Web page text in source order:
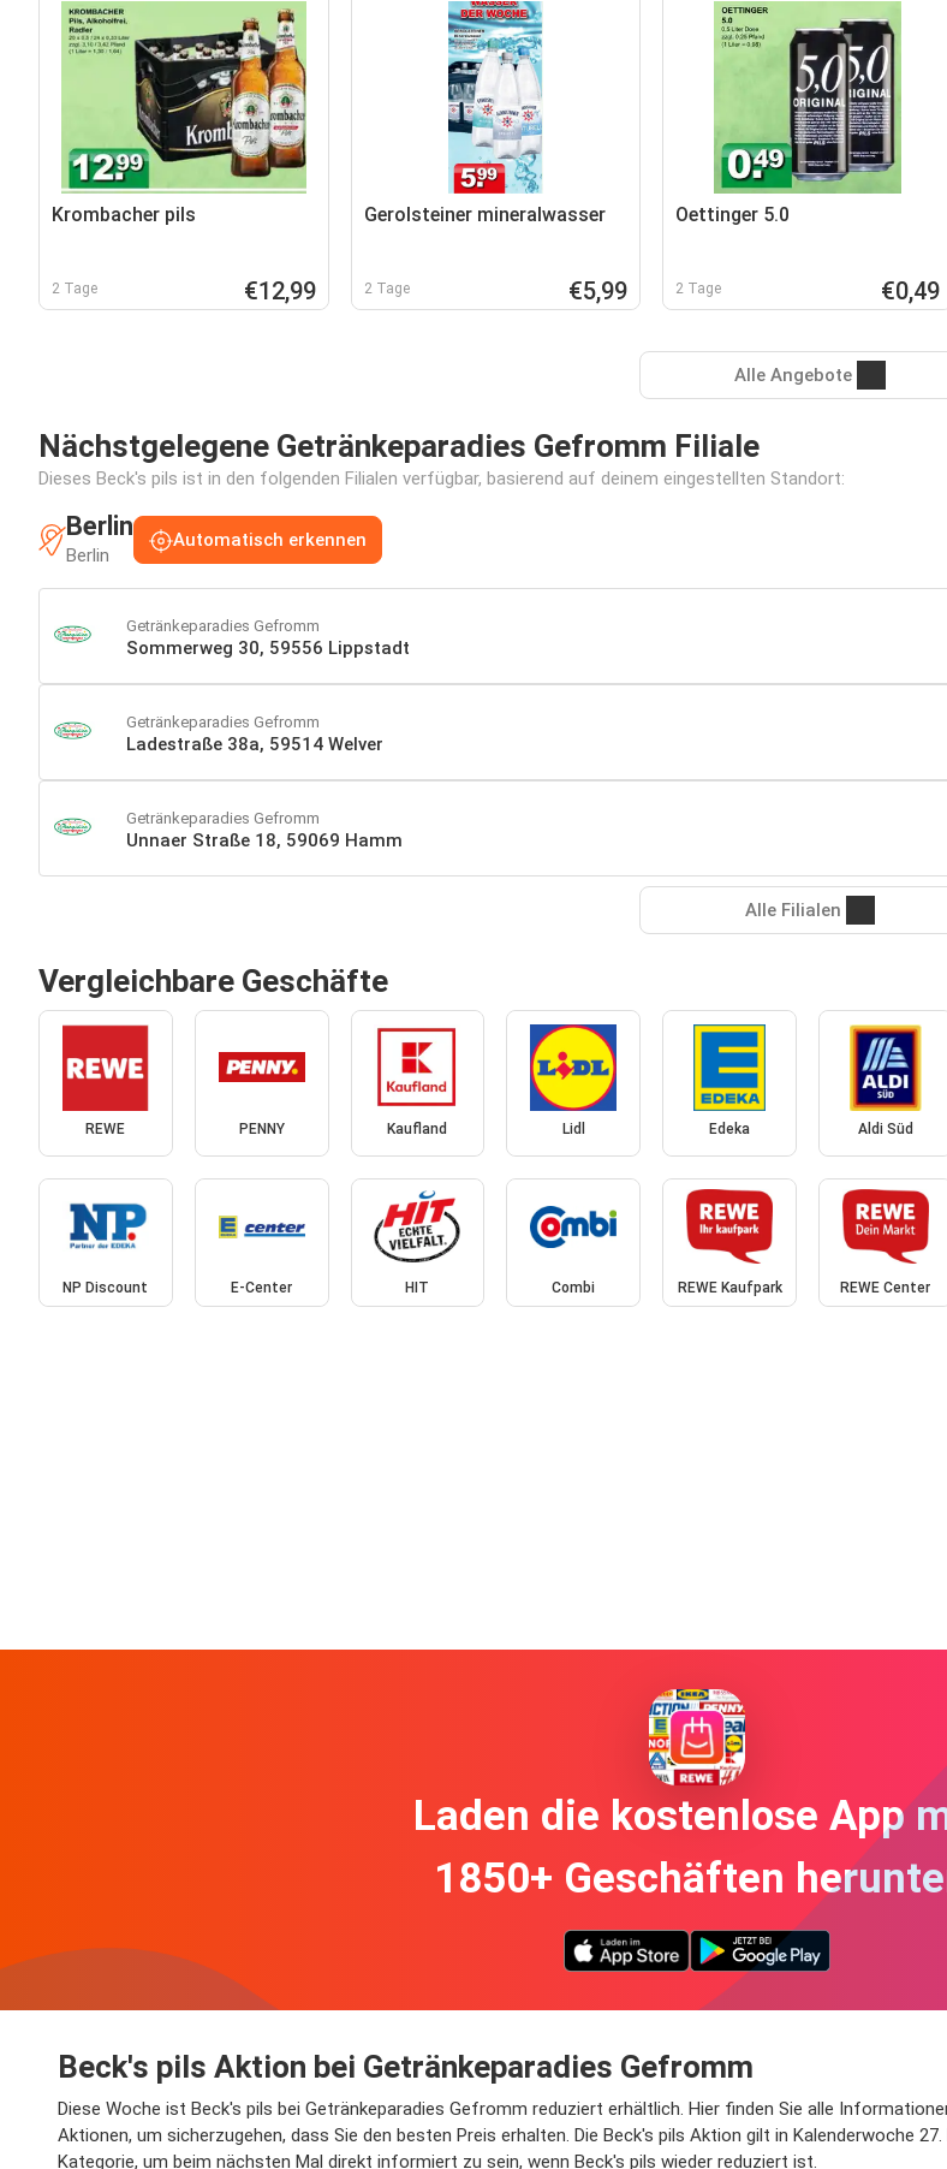
Krombacher pils
2 Tage €12,99
Gerolsteiner mineralwasser
2 Tage €5,99
Oettinger 5.0
2 Tage €0,49
Alle Angebote
Nächstgelegene Getränkeparadies Gefromm Filiale
Dieses Beck's pils ist in den folgenden Filialen verfügbar, basierend auf deinem eingestellten Standort:
Berlin
Berlin
Automatisch erkennen
Getränkeparadies Gefromm
Sommerweg 30, 59556 Lippstadt
Getränkeparadies Gefromm
Ladestraße 38a, 59514 Welver
Getränkeparadies Gefromm
Unnaer Straße 18, 59069 Hamm
Alle Filialen
Vergleichbare Geschäfte
REWE PENNY Kaufland Lidl Edeka Aldi Süd
NP Discount E-Center HIT Combi REWE Kaufpark REWE Center
Laden die kostenlose App
1850+ Geschäften
Beck's pils Aktion bei Getränkeparadies Gefromm
Diese Woche ist Beck's pils bei Getränkeparadies Gefromm reduziert erhältlich. Hier finden Sie alle
Aktionen, um sicherzugehen, dass Sie den besten Preis erhalten. Die Beck's pils Aktion gilt in Kalenderwoche
Kategorie, um beim nächsten Mal direkt informiert zu sein, wenn Beck's pils wieder reduziert ist.